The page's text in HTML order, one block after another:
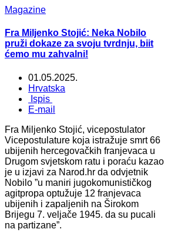
Magazine
Fra Miljenko Stojić: Neka Nobilo
pruži dokaze za svoju tvrdnju, biit
ćemo mu zahvalni!
01.05.2025.
Hrvatska
Ispis
E-mail
Fra Miljenko Stojić, vicepostulator
Vicepostulature koja istražuje smrt 66
ubijenih hercegovačkih franjevaca u
Drugom svjetskom ratu i poraću kazao
je u izjavi za Narod.hr da odvjetnik
Nobilo ”u maniri jugokomunističkog
agitpropa optužuje 12 franjevaca
ubijenih i zapaljenih na Širokom
Brijegu 7. veljače 1945. da su pucali
na partizane”.